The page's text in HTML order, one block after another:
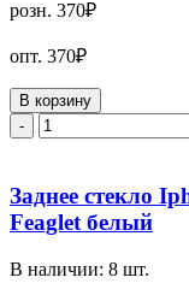
розн. 370₽
опт. 370₽
В корзину
-
Заднее стекло
Feaglet белый
В наличии: 8 шт.